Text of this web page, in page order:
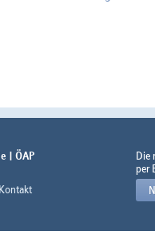
| ÖAP
Kontakt
Die
per